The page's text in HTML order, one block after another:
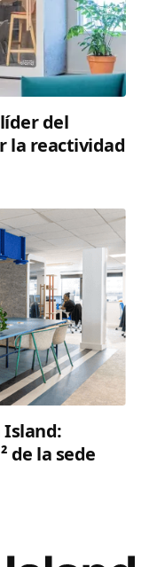
del
la reactividad
Island:
de la sede